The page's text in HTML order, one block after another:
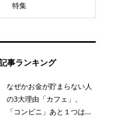
特集
事ランキング
なぜかお金が貯まらない人
の3大理由「カフェ」、
「コンビニ」あと１つは...